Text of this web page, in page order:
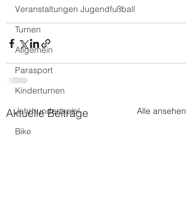
Veranstaltungen Jugendfußball
Turnen
Allgemein
Parasport
Kinderturnen
Jahrhundertspiel
Bike
Aktuelle Beiträge Alle ansehen